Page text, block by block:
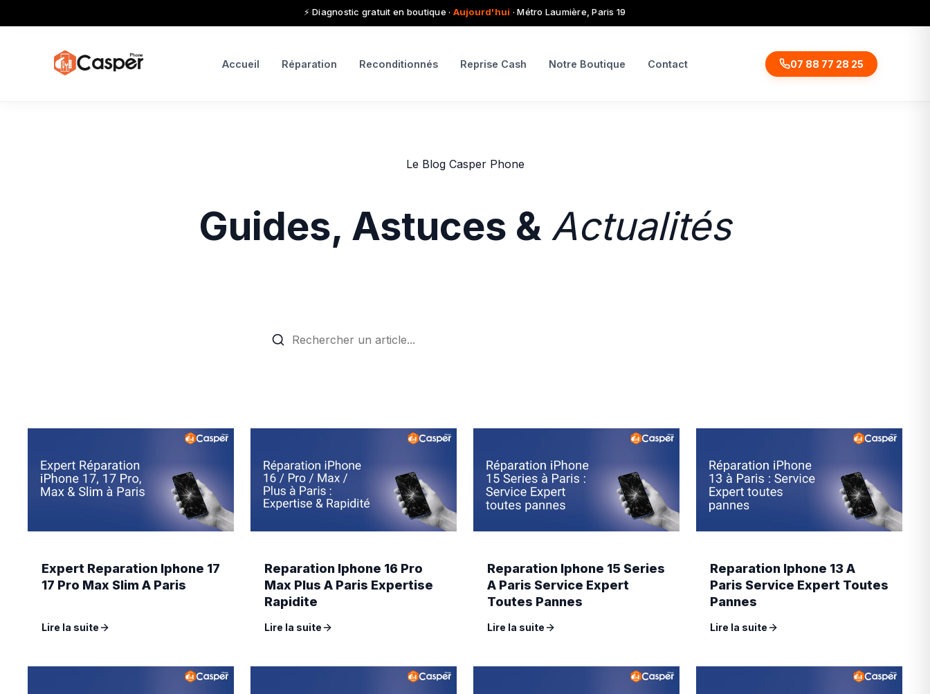
⚡ Diagnostic gratuit en boutique · Aujourd'hui · Métro Laumière, Paris 19
Accueil Réparation Reconditionnés Reprise Cash Notre Boutique Contact 07 88 77 28 25
Le Blog Casper Phone
Guides, Astuces & Actualités
Expert Reparation Iphone 17
17 Pro Max Slim A Paris
Lire la suite
Reparation Iphone 16 Pro
Max Plus A Paris Expertise
Rapidite
Lire la suite
Reparation Iphone 15 Series
A Paris Service Expert
Toutes Pannes
Lire la suite
Reparation Iphone 13 A
Paris Service Expert Toutes
Pannes
Lire la suite